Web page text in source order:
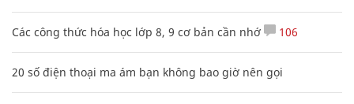
Các công thức hóa học lớp 8, 9 cơ bản cần nhớ 106
20 số điện thoại ma ám bạn không bao giờ nên gọi